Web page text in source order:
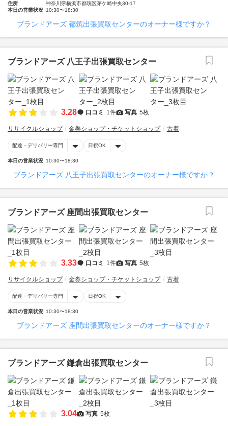
住所
神奈川県横浜市都筑区茅ケ崎中央30-17
本日の営業状況 10:30〜18:30
ブランドアーズ 都筑出張買取センターのオーナー様ですか？
ブランドアーズ 八王子出張買取センター
3.28 口コミ 1件 写真 5枚
リサイクルショップ 金券ショップ・チケットショップ 古着
配達・デリバリー専門 日祝OK
本日の営業状況 10:30〜18:30
ブランドアーズ 八王子出張買取センターのオーナー様ですか？
ブランドアーズ 座間出張買取センター
3.33 口コミ 1件 写真 5枚
リサイクルショップ 金券ショップ・チケットショップ 古着
配達・デリバリー専門 日祝OK
本日の営業状況 10:30〜18:30
ブランドアーズ 座間出張買取センターのオーナー様ですか？
ブランドアーズ 鎌倉出張買取センター
3.04 写真 5枚